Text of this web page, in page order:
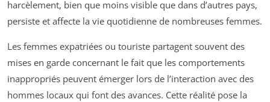
harcèlement, bien que moins visible que dans d’autres pays,
persiste et affecte la vie quotidienne de nombreuses femmes.
Les femmes expatriées ou touriste partagent souvent des
mises en garde concernant le fait que les comportements
inappropriés peuvent émerger lors de l’interaction avec des
hommes locaux qui font des avances. Cette réalité pose la